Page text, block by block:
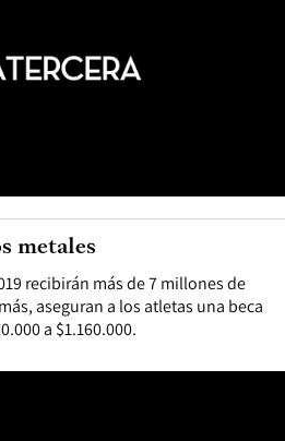
recibirán más de 7 millones de
aseguran a los atletas una beca
a $1.160.000.
metales